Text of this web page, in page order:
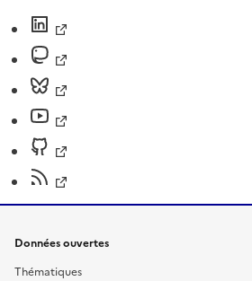
Données ouvertes
Thématiques